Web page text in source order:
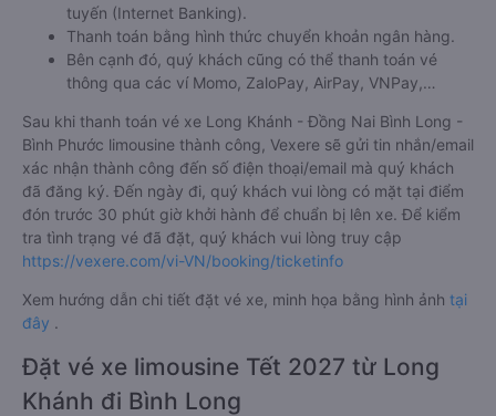
tuyến (Internet Banking).
Thanh toán bằng hình thức chuyển khoản ngân hàng.
Bên cạnh đó, quý khách cũng có thể thanh toán vé
thông qua các ví Momo, ZaloPay, AirPay, VNPay,…
Sau khi thanh toán vé xe Long Khánh - Đồng Nai Bình Long -
Bình Phước limousine thành công, Vexere sẽ gửi tin nhắn/email
xác nhận thành công đến số điện thoại/email mà quý khách
đã đăng ký. Đến ngày đi, quý khách vui lòng có mặt tại điểm
đón trước 30 phút giờ khởi hành để chuẩn bị lên xe. Để kiểm
tra tình trạng vé đã đặt, quý khách vui lòng truy cập
https://vexere.com/vi-VN/booking/ticketinfo
Xem hướng dẫn chi tiết đặt vé xe, minh họa bằng hình ảnh tại
đây .
Đặt vé xe limousine Tết 2027 từ Long
Khánh đi Bình Long